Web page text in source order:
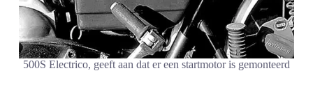
500S Electrico, geeft aan dat er een startmotor is gemonteerd